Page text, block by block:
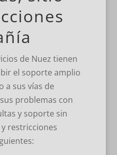
de Nuez tienen
el soporte amplio
a sus vías de
problemas con
y soporte sin
restricciones